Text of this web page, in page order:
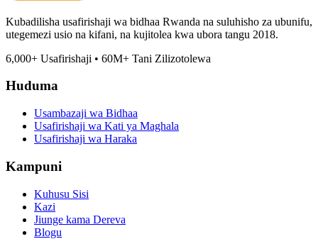
Kubadilisha usafirishaji wa bidhaa Rwanda na suluhisho za ubunifu,
utegemezi usio na kifani, na kujitolea kwa ubora tangu 2018.
6,000+ Usafirishaji • 60M+ Tani Zilizotolewa
Huduma
Usambazaji wa Bidhaa
Usafirishaji wa Kati ya Maghala
Usafirishaji wa Haraka
Kampuni
Kuhusu Sisi
Kazi
Jiunge kama Dereva
Blogu